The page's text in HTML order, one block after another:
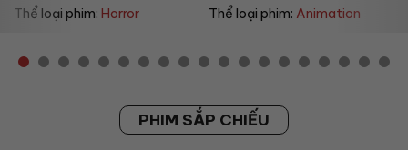
Thể loại phim: Horror Thể loại phim: Animation
PHIM SẮP CHIẾU